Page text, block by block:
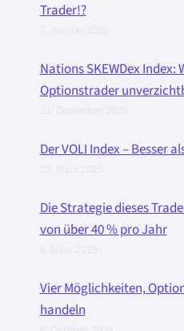
Trader!?
Nations SKEWDex
Optionstrader
Der VOLI Index – Besser
Die Strategie dieses
von über 40 % pro Jahr
Vier Möglichkeiten,
handeln